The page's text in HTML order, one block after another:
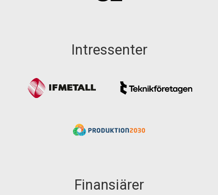
Intressenter
Finansiärer